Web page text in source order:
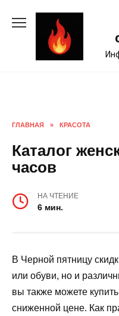
ГЛАВНАЯ » КРАСОТА
Каталог
часов
НА ЧТЕНИЕ
6 мин.
В Черной пятницу
или обуви, но и
вы также можете
сниженной цене. Как